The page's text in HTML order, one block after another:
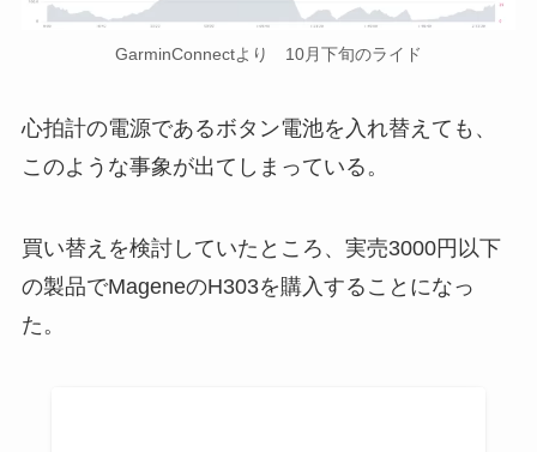
GarminConnectより 10月下旬のライド
心拍計の電源であるボタン電池を入れ替えても、
このような事象が出てしまっている。
買い替えを検討していたところ、実売3000円以下
の製品でMageneのH303を購入することになっ
た。